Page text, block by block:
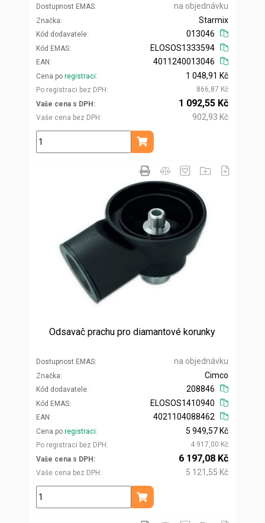
Dostupnost EMAS na objednávku
Značka
Kód dodavatele
Starmix
013046
Kód EMAS
EAN
ELOSOS1333594
4011240013046
Cena po registraci
Po registraci bez DPH
1 048,91 Kč
866,87 Kč
Vaše cena s DPH
Vaše cena bez DPH
1 092,55 Kč
902,93 Kč
ks
Přidat do košíku
Odsavač prachu pro diamantové korunky
Dostupnost EMAS na objednávku
Značka
Kód dodavatele
Cimco
208846
Kód EMAS
EAN
ELOSOS1410940
4021104088462
Cena po registraci
Po registraci bez DPH
5 949,57 Kč
4 917,00 Kč
Vaše cena s DPH
Vaše cena bez DPH
6 197,08 Kč
5 121,55 Kč
ks
Přidat do košíku